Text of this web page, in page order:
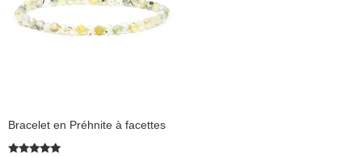
Bracelet en Préhnite à facettes